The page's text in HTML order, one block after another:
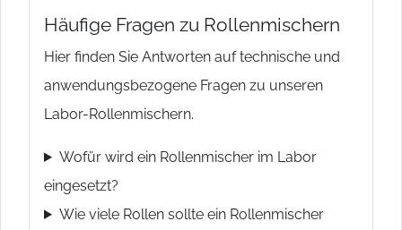
Häufige Fragen zu Rollenmischern
Hier finden Sie Antworten auf technische und
anwendungsbezogene Fragen zu unseren
Labor-Rollenmischern.
Wofür wird ein Rollenmischer im Labor
eingesetzt?
Wie viele Rollen sollte ein Rollenmischer